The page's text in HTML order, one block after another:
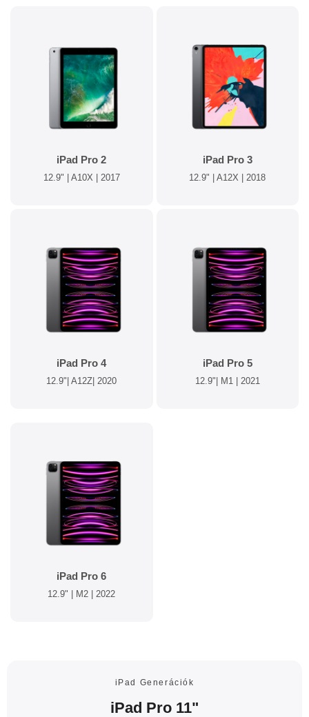
iPad Pro 2
12.9" | A10X | 2017
iPad Pro 3
12.9" | A12X | 2018
iPad Pro 4
12.9"| A12Z| 2020
iPad Pro 5
12.9"| M1 | 2021
iPad Pro 6
12.9" | M2 | 2022
iPad Generációk
iPad Pro 11"